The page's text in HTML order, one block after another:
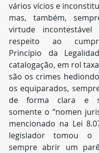
vários vícios e
mas, também,
virtude
respeito ao
Princípio da
catalogação, em rol
são os crimes
os equiparados,
de forma clara e
somente o “nomen
mencionado na Lei
legislador tomou o
sempre abrir um